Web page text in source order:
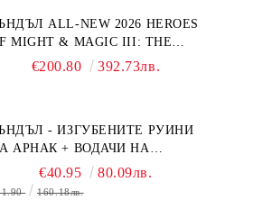
ALL-NEW 2026 HEROES
MIGHT & MAGIC III: THE
GAME EXPANSIONS -
€200.80 392.73лв.
- ИЗГУБЕНИТЕ РУИНИ
НА
+ ПРОМО КАРТИ
€40.95 80.09лв.
160.18лв.